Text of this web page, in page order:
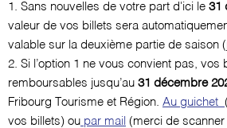
1. Sans nouvelles de votre part d'ici le 31
valeur de vos billets sera
valable sur la deuxième partie de saison
2. Si l’option 1 ne vous convient pas, vos
remboursables jusqu’au 31 décembre
Fribourg Tourisme et Région. Au guichet
vos billets) ou par mail (merci de